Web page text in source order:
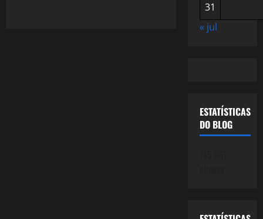
31
« jul
ESTATÍSTICAS
DO BLOG